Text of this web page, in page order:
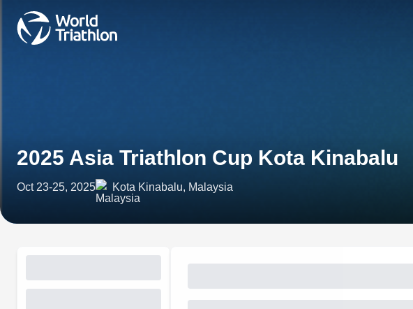
2025 Asia Triathlon Cup Kota Kinabalu
Oct 23-25, 2025 Kota Kinabalu, Malaysia